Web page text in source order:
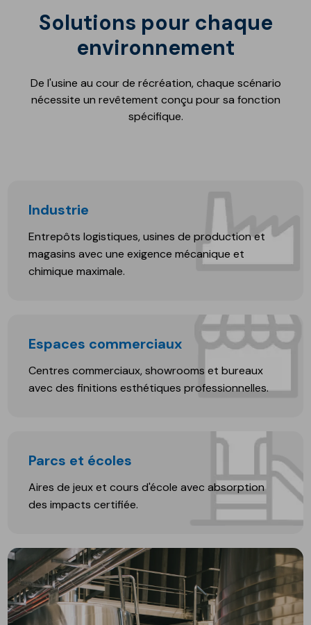
Solutions pour chaque
environnement
De l'usine au cour de récréation, chaque scénario
nécessite un revêtement conçu pour sa fonction
spécifique.
Industrie
Entrepôts logistiques, usines de production et
magasins avec une exigence mécanique et
chimique maximale.
Espaces commerciaux
Centres commerciaux, showrooms et bureaux
avec des finitions esthétiques professionnelles.
Parcs et écoles
Aires de jeux et cours d'école avec absorption
des impacts certifiée.